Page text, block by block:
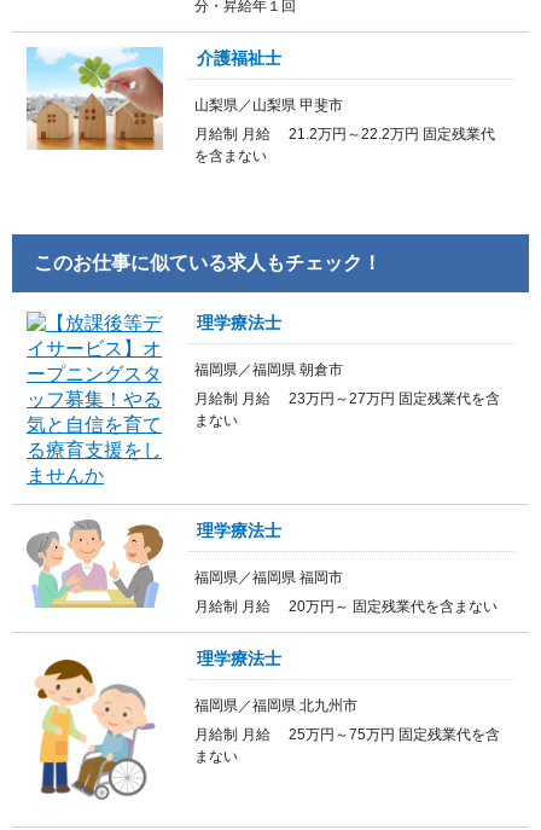
分・昇給年１回
介護福祉士
山梨県／山梨県 甲斐市
月給制 月給 21.2万円～22.2万円 固定残業代
を含まない
このお仕事に似ている求人もチェック！
理学療法士
福岡県／福岡県 朝倉市
月給制 月給 23万円～27万円 固定残業代を含
まない
理学療法士
福岡県／福岡県 福岡市
月給制 月給 20万円～ 固定残業代を含まない
理学療法士
福岡県／福岡県 北九州市
月給制 月給 25万円～75万円 固定残業代を含
まない